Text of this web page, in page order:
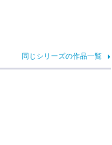
同じシリーズの作品一覧